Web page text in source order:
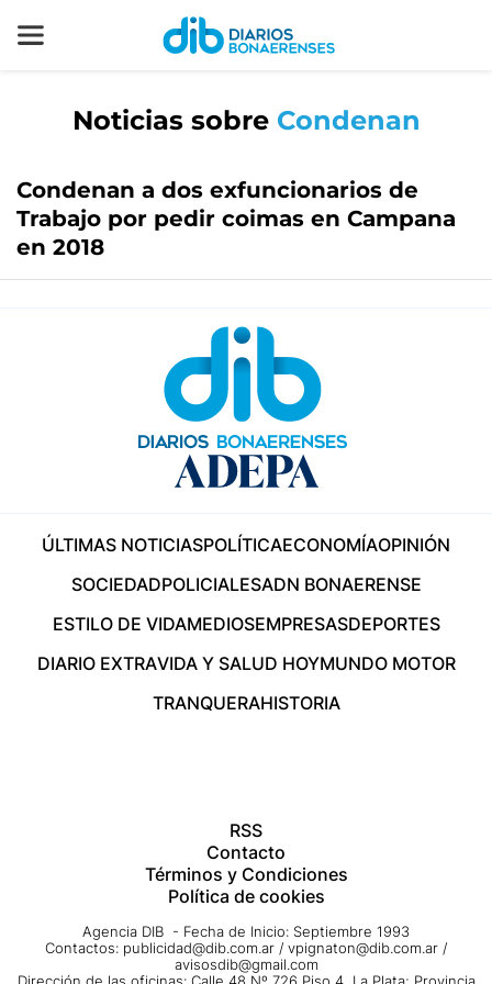
Noticias sobre Condenan
Condenan a dos exfuncionarios de
Trabajo por pedir coimas en Campana
en 2018
ÚLTIMAS NOTICIASPOLÍTICAECONOMÍAOPINIÓN
SOCIEDADPOLICIALESADN BONAERENSE
ESTILO DE VIDAMEDIOSEMPRESASDEPORTES
DIARIO EXTRAVIDA Y SALUD HOYMUNDO MOTOR
TRANQUERAHISTORIA
RSS
Contacto
Términos y Condiciones
Política de cookies
Agencia DIB - Fecha de Inicio: Septiembre 1993
Contactos: publicidad@dib.com.ar / vpignaton@dib.com.ar /
avisosdib@gmail.com